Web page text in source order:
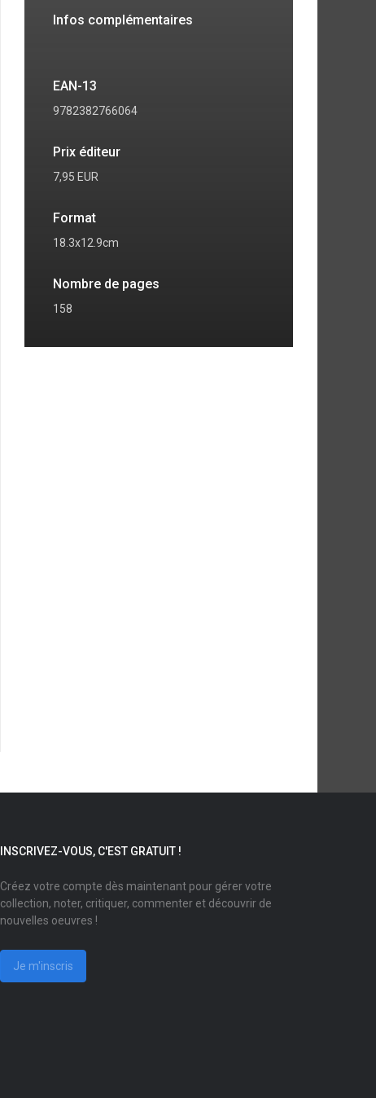
Infos complémentaires
EAN-13
9782382766064
Prix éditeur
7,95 EUR
Format
18.3x12.9cm
Nombre de pages
158
INSCRIVEZ-VOUS, C'EST GRATUIT !
Créez votre compte dès maintenant pour gérer votre
collection, noter, critiquer, commenter et découvrir de
nouvelles oeuvres !
Je m'inscris